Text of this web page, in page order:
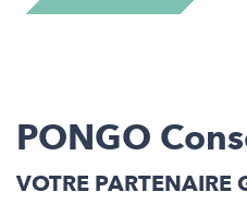
PONGO
VOTRE PARTENAIRE